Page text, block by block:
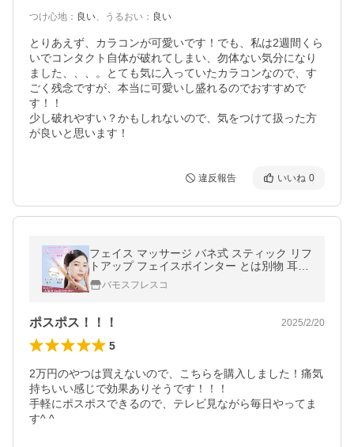
つけ心地 ： 良い、 うるおい ： 良い
とりあえず、カラコンが可愛いです！でも、私は2週間くら
いでコンタクト自体が破れてしまい、勿体ない気分になり
ました、、、。とても気に入っていたカラコンなので、す
ごく残念ですが、本当に可愛いし盛れるのでおすすめで
す！！
少し破れやすい？かもしれないので、気をつけて扱った方
が良いと思います！
違反報告 いいね 0
フェイス マッサージ バネ式 スティック リフ
トアップ フェイスポインター とは別物 耳つ
ぼ 美容 美顔 ツボ押し フェイススティック
マッサージ棒
バモスフレスコ
ポスポス！！！ 2025/2/20
5
2万円のやつは買えないので、こちらを購入しました！痛気
持ちいい感じで効果ありそうです！！！
手軽にポスポスできるので、テレビ見ながら毎日やってま
す^ ^